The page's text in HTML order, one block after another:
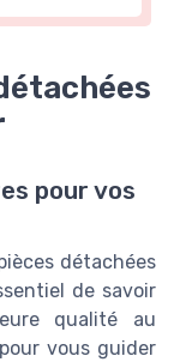
pour vos
détachées
de savoir
qualité au
vous guider